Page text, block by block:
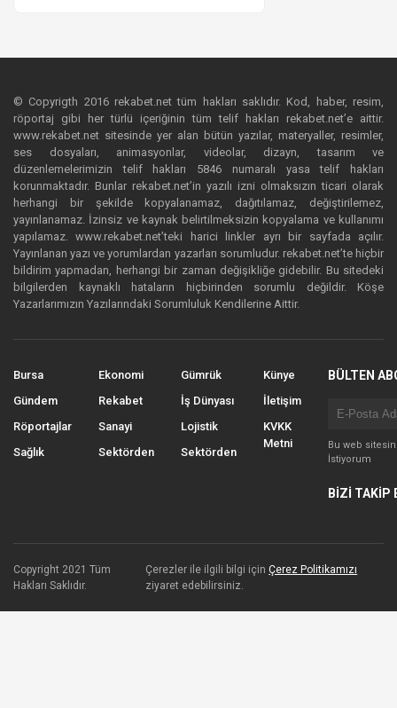
© Copyrigth 2016 rekabet.net tüm hakları saklıdır. Kod, haber, resim,
röportaj gibi her türlü içeriğinin tüm telif hakları rekabet.net’e aittir.
www.rekabet.net sitesinde yer alan bütün yazılar, materyaller, resimler,
ses dosyaları, animasyonlar, videolar, dizayn, tasarım ve
düzenlemelerimizin telif hakları 5846 numaralı yasa telif hakları
korunmaktadır. Bunlar rekabet.net’in yazılı izni olmaksızın ticari olarak
herhangi bir şekilde kopyalanamaz, dağıtılamaz, değiştirilemez,
yayınlanamaz. İzinsiz ve kaynak belirtilmeksizin kopyalama ve kullanımı
yapılamaz. www.rekabet.net’teki harici linkler ayrı bir sayfada açılır.
Yayınlanan yazı ve yorumlardan yazarları sorumludur. rekabet.net’te hiçbir
bildirim yapmadan, herhangi bir zaman değişikliğe gidebilir. Bu sitedeki
bilgilerden kaynaklı hataların hiçbirinden sorumlu değildir. Köşe
Yazarlarımızın Yazılarındaki Sorumluluk Kendilerine Aittir.
Bursa
Gündem
Röportajlar
Sağlık
Ekonomi
Rekabet
Sanayi
Sektörden
Gümrük
İş Dünyası
Lojistik
Sektörden
Künye
İletişim
KVKK
Metni
BÜLTEN
Bu web
İstiyorum
BİZİ TAKİP
Copyright 2021 Tüm
Hakları Saklıdır.
Çerezler ile ilgili bilgi içinÇerez Politikamızı
ziyaret edebilirsiniz.